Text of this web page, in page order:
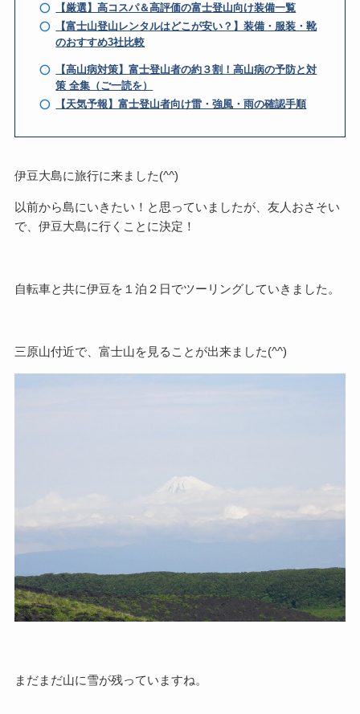
【厳選】高コスパ＆高評価の富士登山向け装備一覧
【富士山登山レンタルはどこが安い？】装備・服装・靴
のおすすめ3社比較
【高山病対策】富士登山者の約３割！高山病の予防と対
策 全集（ご一読を）
【天気予報】富士登山者向け雷・強風・雨の確認手順
伊豆大島に旅行に来ました(^^)
以前から島にいきたい！と思っていましたが、友人おさそい
で、伊豆大島に行くことに決定！
自転車と共に伊豆を１泊２日でツーリングしていきました。
三原山付近で、富士山を見ることが出来ました(^^)
まだまだ山に雪が残っていますね。